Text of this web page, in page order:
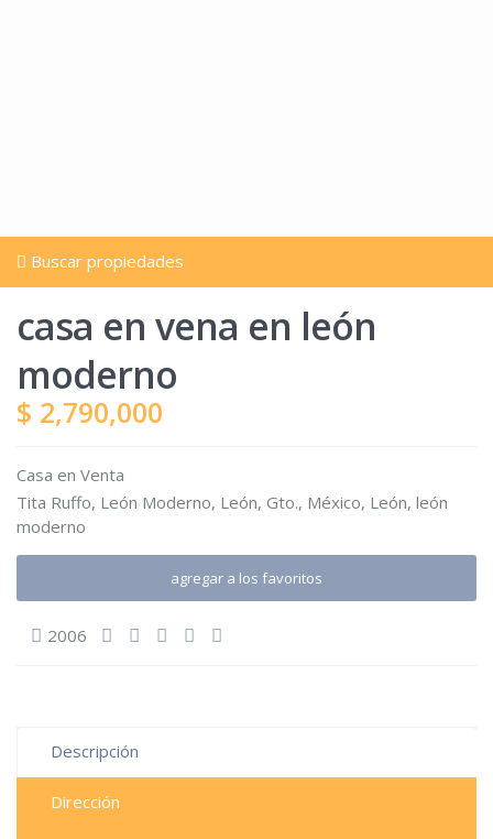
Buscar propiedades
casa en vena en león
moderno
$ 2,790,000
Casa en Venta
Tita Ruffo, León Moderno, León, Gto., México, León, león
moderno
agregar a los favoritos
2006
Descripción
Dirección